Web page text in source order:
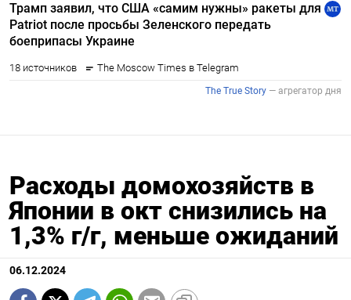
Расходы домохозяйств в
Японии в окт снизились на
1,3% г/г, меньше ожиданий
06.12.2024